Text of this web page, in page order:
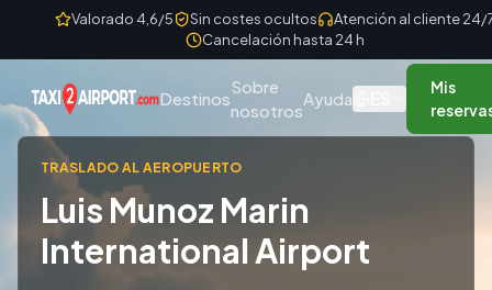
Skip to contentValorado 4,6/5 Sin costes ocultos
Atención al cliente 24/
Cancelación hasta 24 h
Destinos
Sobre
nosotros
Ayuda
Mis
TRASLADO AL AEROPUERTO
Luis Munoz Marin
International Airport